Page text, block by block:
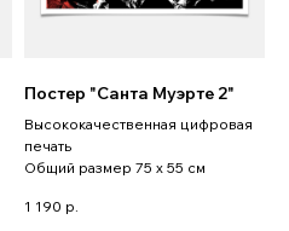
Постер "Санта Муэрте 2"
Высококачественная цифровая
печать
Общий размер 75 x 55 см
1 190 р.